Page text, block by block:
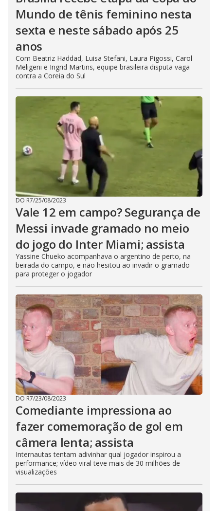
Mundo de tênis feminino nesta
sexta e neste sábado após 25
anos
Com Beatriz Haddad, Luisa Stefani, Laura Pigossi, Carol
Meligeni e Ingrid Martins, equipe brasileira disputa vaga
contra a Coreia do Sul
DO R7/25/08/2023
Vale 12 em campo? Segurança de
Messi invade gramado no meio
do jogo do Inter Miami; assista
Yassine Chueko acompanhava o argentino de perto, na
beirada do campo, e não hesitou ao invadir o gramado
para proteger o jogador
DO R7/23/08/2023
Comediante impressiona ao
fazer comemoração de gol em
câmera lenta; assista
Internautas tentam adivinhar qual jogador inspirou a
performance; vídeo viral teve mais de 30 milhões de
visualizações